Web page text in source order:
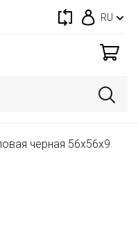
RU
черная 56x56x9